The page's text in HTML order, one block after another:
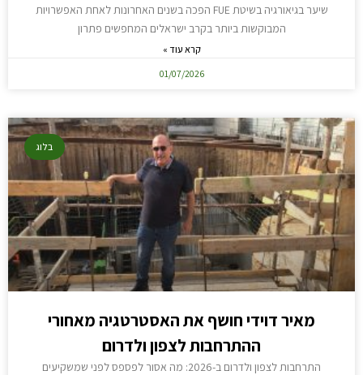
שיער בגיאורגיה בשיטת FUE הפכה בשנים האחרונות לאחת האפשרויות
המבוקשות ביותר בקרב ישראלים המחפשים פתרון
קרא עוד »
01/07/2026
בלוג
מאיר דוידי חושף את האסטרטגיה מאחורי
ההתרחבות לצפון ולדרום
התרחבות לצפון ולדרום ב-2026: מה אסור לפספס לפני שמשקיעים